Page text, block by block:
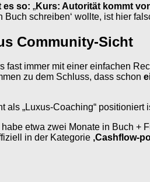
es so: „Kurs: Autorität kommt
schreiben‘ wollte, ist hier
Community-Sicht
immer mit einer einfachen
zu dem Schluss, dass schon
als „Luxus-Coaching“
habe etwa zwei Monate in Buch +
in der Kategorie ‚Cashflow-